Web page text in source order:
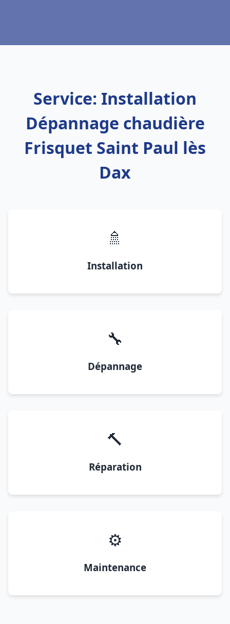
Service: Installation
Dépannage chaudière
Frisquet Saint Paul lès
Dax
🚿
Installation
🔧
Dépannage
🔨
Réparation
⚙️
Maintenance